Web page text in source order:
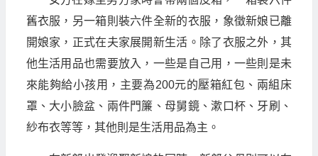
舊衣服，另一箱則裝六件全新的衣服，象徵新娘已離
開娘家，正式在夫家展開新生活。除了衣服之外，其
他生活用品也需要放入，一些是自己用，一些則是未
來能夠給小孩用，主要為200元的壓箱紅包、兩組床
罩、大小臉盆、兩件門簾、母舅鏡、漱口杯、牙刷、
紗布衣等等，其他則是生活用品為主。